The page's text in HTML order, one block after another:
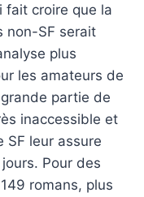
fait croire que la
non-SF serait
plus
les amateurs de
partie de
inaccessible et
SF leur assure
Pour des
romans, plus